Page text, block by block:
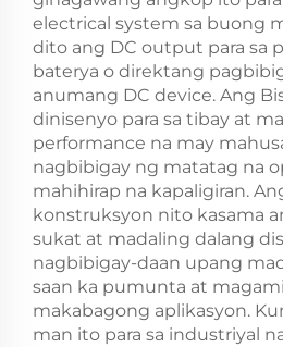
electrical system sa buong
dito ang DC output para sa
baterya o direktang
anumang DC device. Ang
dinisenyo para sa tibay at
performance na may
nagbibigay ng matatag na
mahihirap na kapaligiran.
konstruksyon nito kasama
sukat at madaling dalang
nagbibigay-daan upang
saan ka pumunta at
makabagong aplikasyon.
man ito para sa industriyal